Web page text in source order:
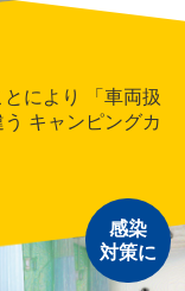
により
感染
対策に